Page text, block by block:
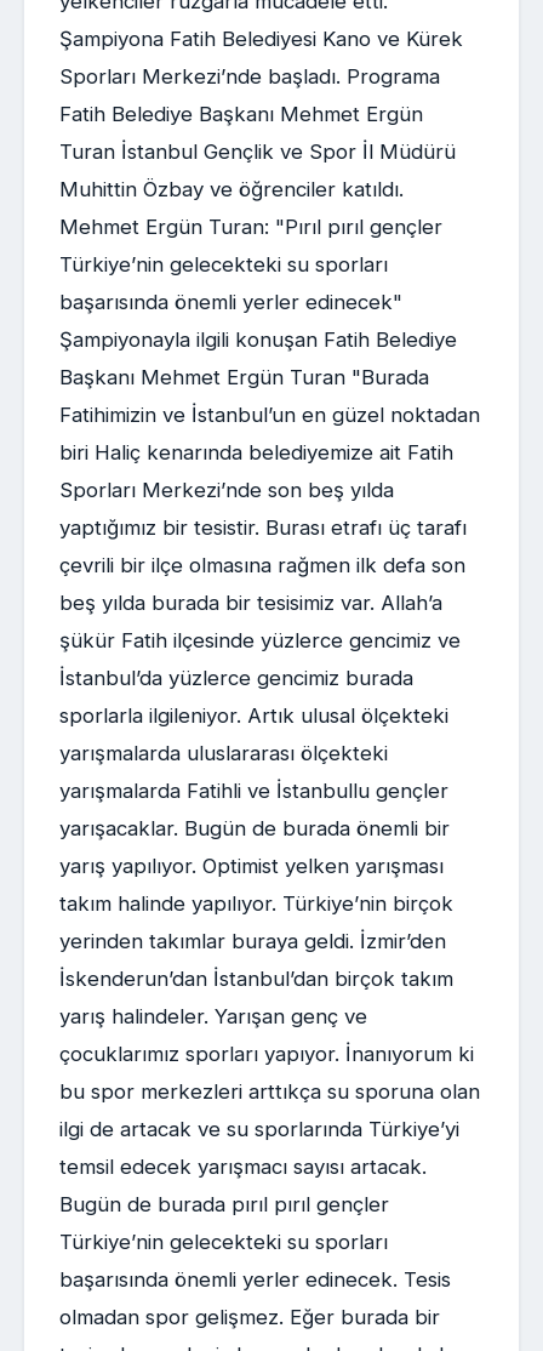
Şampiyona Fatih Belediyesi Kano ve Kürek
Sporları Merkezi’nde başladı. Programa
Fatih Belediye Başkanı Mehmet Ergün
Turan İstanbul Gençlik ve Spor İl Müdürü
Muhittin Özbay ve öğrenciler katıldı.
Mehmet Ergün Turan: "Pırıl pırıl gençler
Türkiye’nin gelecekteki su sporları
başarısında önemli yerler edinecek"
Şampiyonayla ilgili konuşan Fatih Belediye
Başkanı Mehmet Ergün Turan "Burada
Fatihimizin ve İstanbul’un en güzel noktadan
biri Haliç kenarında belediyemize ait Fatih
Sporları Merkezi’nde son beş yılda
yaptığımız bir tesistir. Burası etrafı üç tarafı
çevrili bir ilçe olmasına rağmen ilk defa son
beş yılda burada bir tesisimiz var. Allah’a
şükür Fatih ilçesinde yüzlerce gencimiz ve
İstanbul’da yüzlerce gencimiz burada
sporlarla ilgileniyor. Artık ulusal ölçekteki
yarışmalarda uluslararası ölçekteki
yarışmalarda Fatihli ve İstanbullu gençler
yarışacaklar. Bugün de burada önemli bir
yarış yapılıyor. Optimist yelken yarışması
takım halinde yapılıyor. Türkiye’nin birçok
yerinden takımlar buraya geldi. İzmir’den
İskenderun’dan İstanbul’dan birçok takım
yarış halindeler. Yarışan genç ve
çocuklarımız sporları yapıyor. İnanıyorum ki
bu spor merkezleri arttıkça su sporuna olan
ilgi de artacak ve su sporlarında Türkiye’yi
temsil edecek yarışmacı sayısı artacak.
Bugün de burada pırıl pırıl gençler
Türkiye’nin gelecekteki su sporları
başarısında önemli yerler edinecek. Tesis
olmadan spor gelişmez. Eğer burada bir